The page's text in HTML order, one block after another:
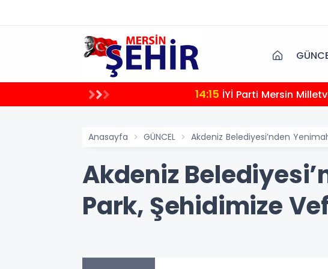
14:15 İYİ Parti Mersin
Anasayfa GÜNCEL Akdeniz Belediyesi’nden
Akdeniz
Park, Şehidimize